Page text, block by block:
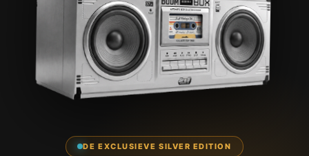
DE EXCLUSIEVE SILVER EDITION